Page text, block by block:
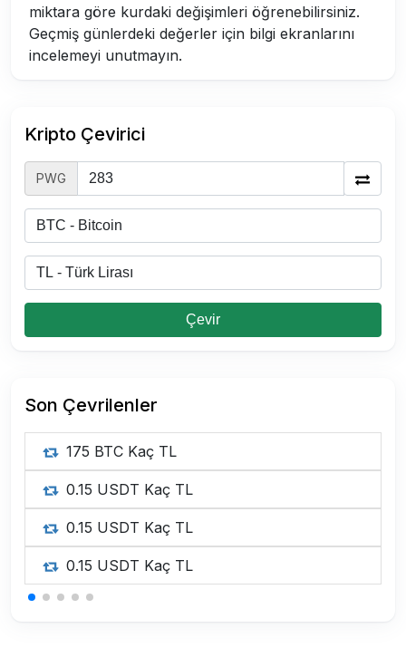
miktara göre kurdaki değişimleri öğrenebilirsiniz.
Geçmiş günlerdeki değerler için bilgi ekranlarını
incelemeyi unutmayın.
Kripto Çevirici
PWG
Çevir
Son Çevrilenler
175 BTC Kaç TL
0.15 USDT Kaç TL
0.15 USDT Kaç TL
0.15 USDT Kaç TL